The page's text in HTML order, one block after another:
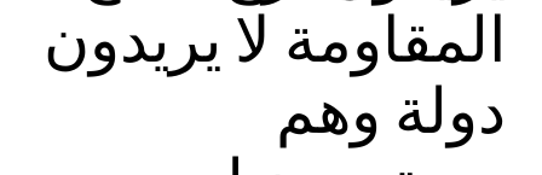
المقاومة لا يريدون
دولة وهم